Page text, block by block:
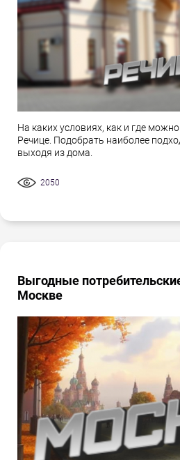
На каких условиях, как и где
Речице. Подобрать наиболее
выходя из дома.
2050
Выгодные
Москве